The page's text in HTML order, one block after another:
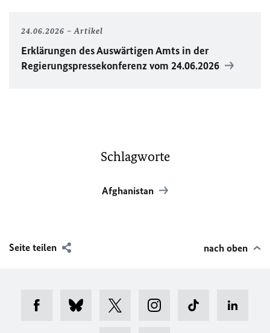
24.06.2026 Artikel
Erklärungen des Auswärtigen Amts in der
Regierungspressekonferenz vom 24.06.2026
Schlagworte
Afghanistan
Seite teilen nach oben